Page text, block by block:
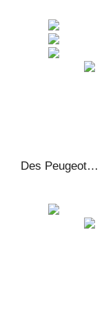
Des Peugeot…